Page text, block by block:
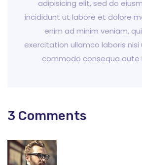
adipisicing elit, sed do
incididunt ut labore et dolore
enim ad minim veniam,
exercitation ullamco laboris nisi
commodo consequa aute
3 Comments